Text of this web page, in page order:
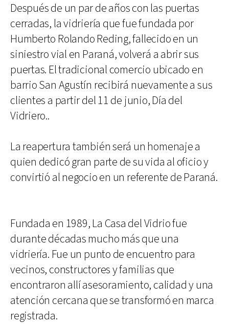
Después de un par de años con las puertas
cerradas, la vidriería que fue fundada por
Humberto Rolando Reding, fallecido en un
siniestro vial en Paraná, volverá a abrir sus
puertas. El tradicional comercio ubicado en
barrio San Agustín recibirá nuevamente a sus
clientes a partir del 11 de junio, Día del
Vidriero..
La reapertura también será un homenaje a
quien dedicó gran parte de su vida al oficio y
convirtió al negocio en un referente de Paraná.
Fundada en 1989, La Casa del Vidrio fue
durante décadas mucho más que una
vidriería. Fue un punto de encuentro para
vecinos, constructores y familias que
encontraron allí asesoramiento, calidad y una
atención cercana que se transformó en marca
registrada.